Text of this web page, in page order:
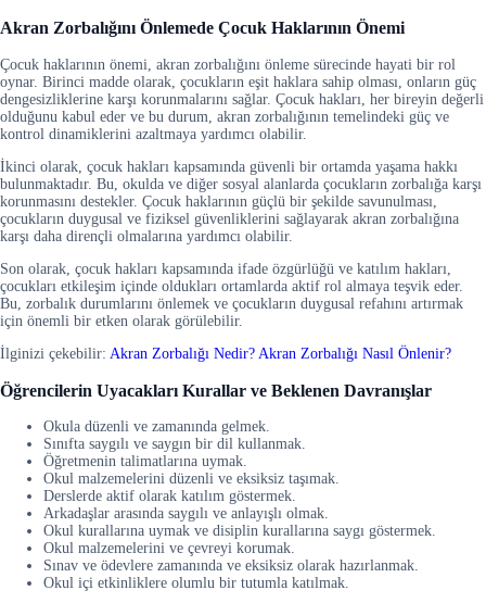
Akran Zorbalığını Önlemede Çocuk Haklarının Önemi
Çocuk haklarının önemi, akran zorbalığını önleme sürecinde hayati bir rol
oynar. Birinci madde olarak, çocukların eşit haklara sahip olması, onların güç
dengesizliklerine karşı korunmalarını sağlar. Çocuk hakları, her bireyin değerli
olduğunu kabul eder ve bu durum, akran zorbalığının temelindeki güç ve
kontrol dinamiklerini azaltmaya yardımcı olabilir.
İkinci olarak, çocuk hakları kapsamında güvenli bir ortamda yaşama hakkı
bulunmaktadır. Bu, okulda ve diğer sosyal alanlarda çocukların zorbalığa karşı
korunmasını destekler. Çocuk haklarının güçlü bir şekilde savunulması,
çocukların duygusal ve fiziksel güvenliklerini sağlayarak akran zorbalığına
karşı daha dirençli olmalarına yardımcı olabilir.
Son olarak, çocuk hakları kapsamında ifade özgürlüğü ve katılım hakları,
çocukları etkileşim içinde oldukları ortamlarda aktif rol almaya teşvik eder.
Bu, zorbalık durumlarını önlemek ve çocukların duygusal refahını artırmak
için önemli bir etken olarak görülebilir.
İlginizi çekebilir: Akran Zorbalığı Nedir? Akran Zorbalığı Nasıl Önlenir?
Öğrencilerin Uyacakları Kurallar ve Beklenen Davranışlar
Okula düzenli ve zamanında gelmek.
Sınıfta saygılı ve saygın bir dil kullanmak.
Öğretmenin talimatlarına uymak.
Okul malzemelerini düzenli ve eksiksiz taşımak.
Derslerde aktif olarak katılım göstermek.
Arkadaşlar arasında saygılı ve anlayışlı olmak.
Okul kurallarına uymak ve disiplin kurallarına saygı göstermek.
Okul malzemelerini ve çevreyi korumak.
Sınav ve ödevlere zamanında ve eksiksiz olarak hazırlanmak.
Okul içi etkinliklere olumlu bir tutumla katılmak.